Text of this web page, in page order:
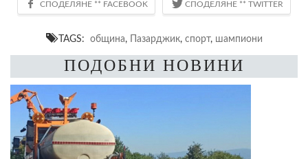
TAGS: община, Пазарджик, спорт, шампиони
ПОДОБНИ НОВИНИ